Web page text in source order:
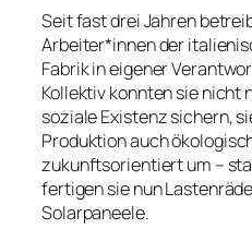
Seit fast drei Jahren
Arbeiter*innen der
Fabrik in eigener
Kollektiv konnten sie nicht
soziale Existenz sichern,
Produktion auch
zukunftsorientiert um –
fertigen sie nun
Solarpaneele.